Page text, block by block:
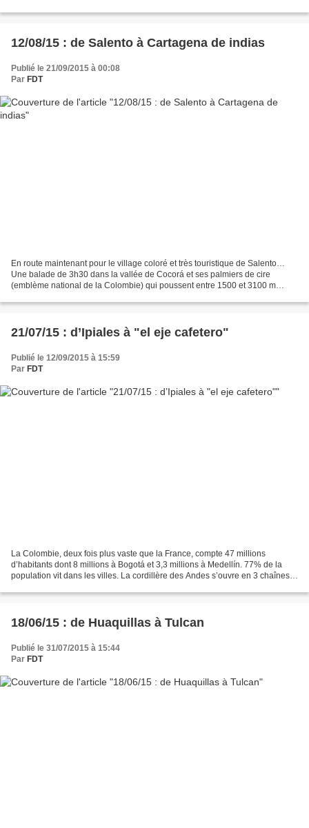
12/08/15 : de Salento à Cartagena de indias
Publié le 21/09/2015 à 00:08
Par FDT
En route maintenant pour le village coloré et très touristique de Salento…
Une balade de 3h30 dans la vallée de Cocorá et ses palmiers de cire
(emblème national de la Colombie) qui poussent entre 1500 et 3100 m
21/07/15 : d’Ipiales à "el eje cafetero"
Publié le 12/09/2015 à 15:59
Par FDT
La Colombie, deux fois plus vaste que la France, compte 47 millions
d’habitants dont 8 millions à Bogotá et 3,3 millions à Medellín. 77% de la
population vit dans les villes. La cordillère des Andes s’ouvre en 3 chaînes
18/06/15 : de Huaquillas à Tulcan
Publié le 31/07/2015 à 15:44
Par FDT